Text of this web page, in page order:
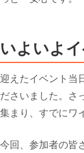
いよいよ
迎えたイベント当
ださいました。さ
集まり、すでにワ
今回、参加者の皆